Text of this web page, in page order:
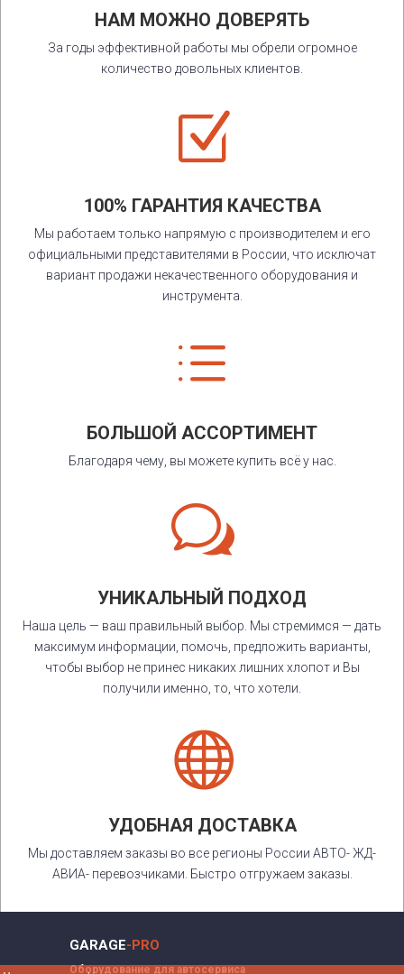
НАМ МОЖНО ДОВЕРЯТЬ
За годы эффективной работы мы обрели огромное
количество довольных клиентов.
Z
100% ГАРАНТИЯ КАЧЕСТВА
Мы работаем только напрямую с производителем и его
официальными представителями в России, что исключат
вариант продажи некачественного оборудования и
инструмента.
d
БОЛЬШОЙ АССОРТИМЕНТ
Благодаря чему, вы можете купить всё у нас.
w
УНИКАЛЬНЫЙ ПОДХОД
Наша цель — ваш правильный выбор. Мы стремимся — дать
максимум информации, помочь, предложить варианты,
чтобы выбор не принес никаких лишних хлопот и Вы
получили именно, то, что хотели.

УДОБНАЯ ДОСТАВКА
Мы доставляем заказы во все регионы России АВТО- ЖД-
АВИА- перевозчиками. Быстро отгружаем заказы.
GARAGE-PRO
Оборудование для автосервиса